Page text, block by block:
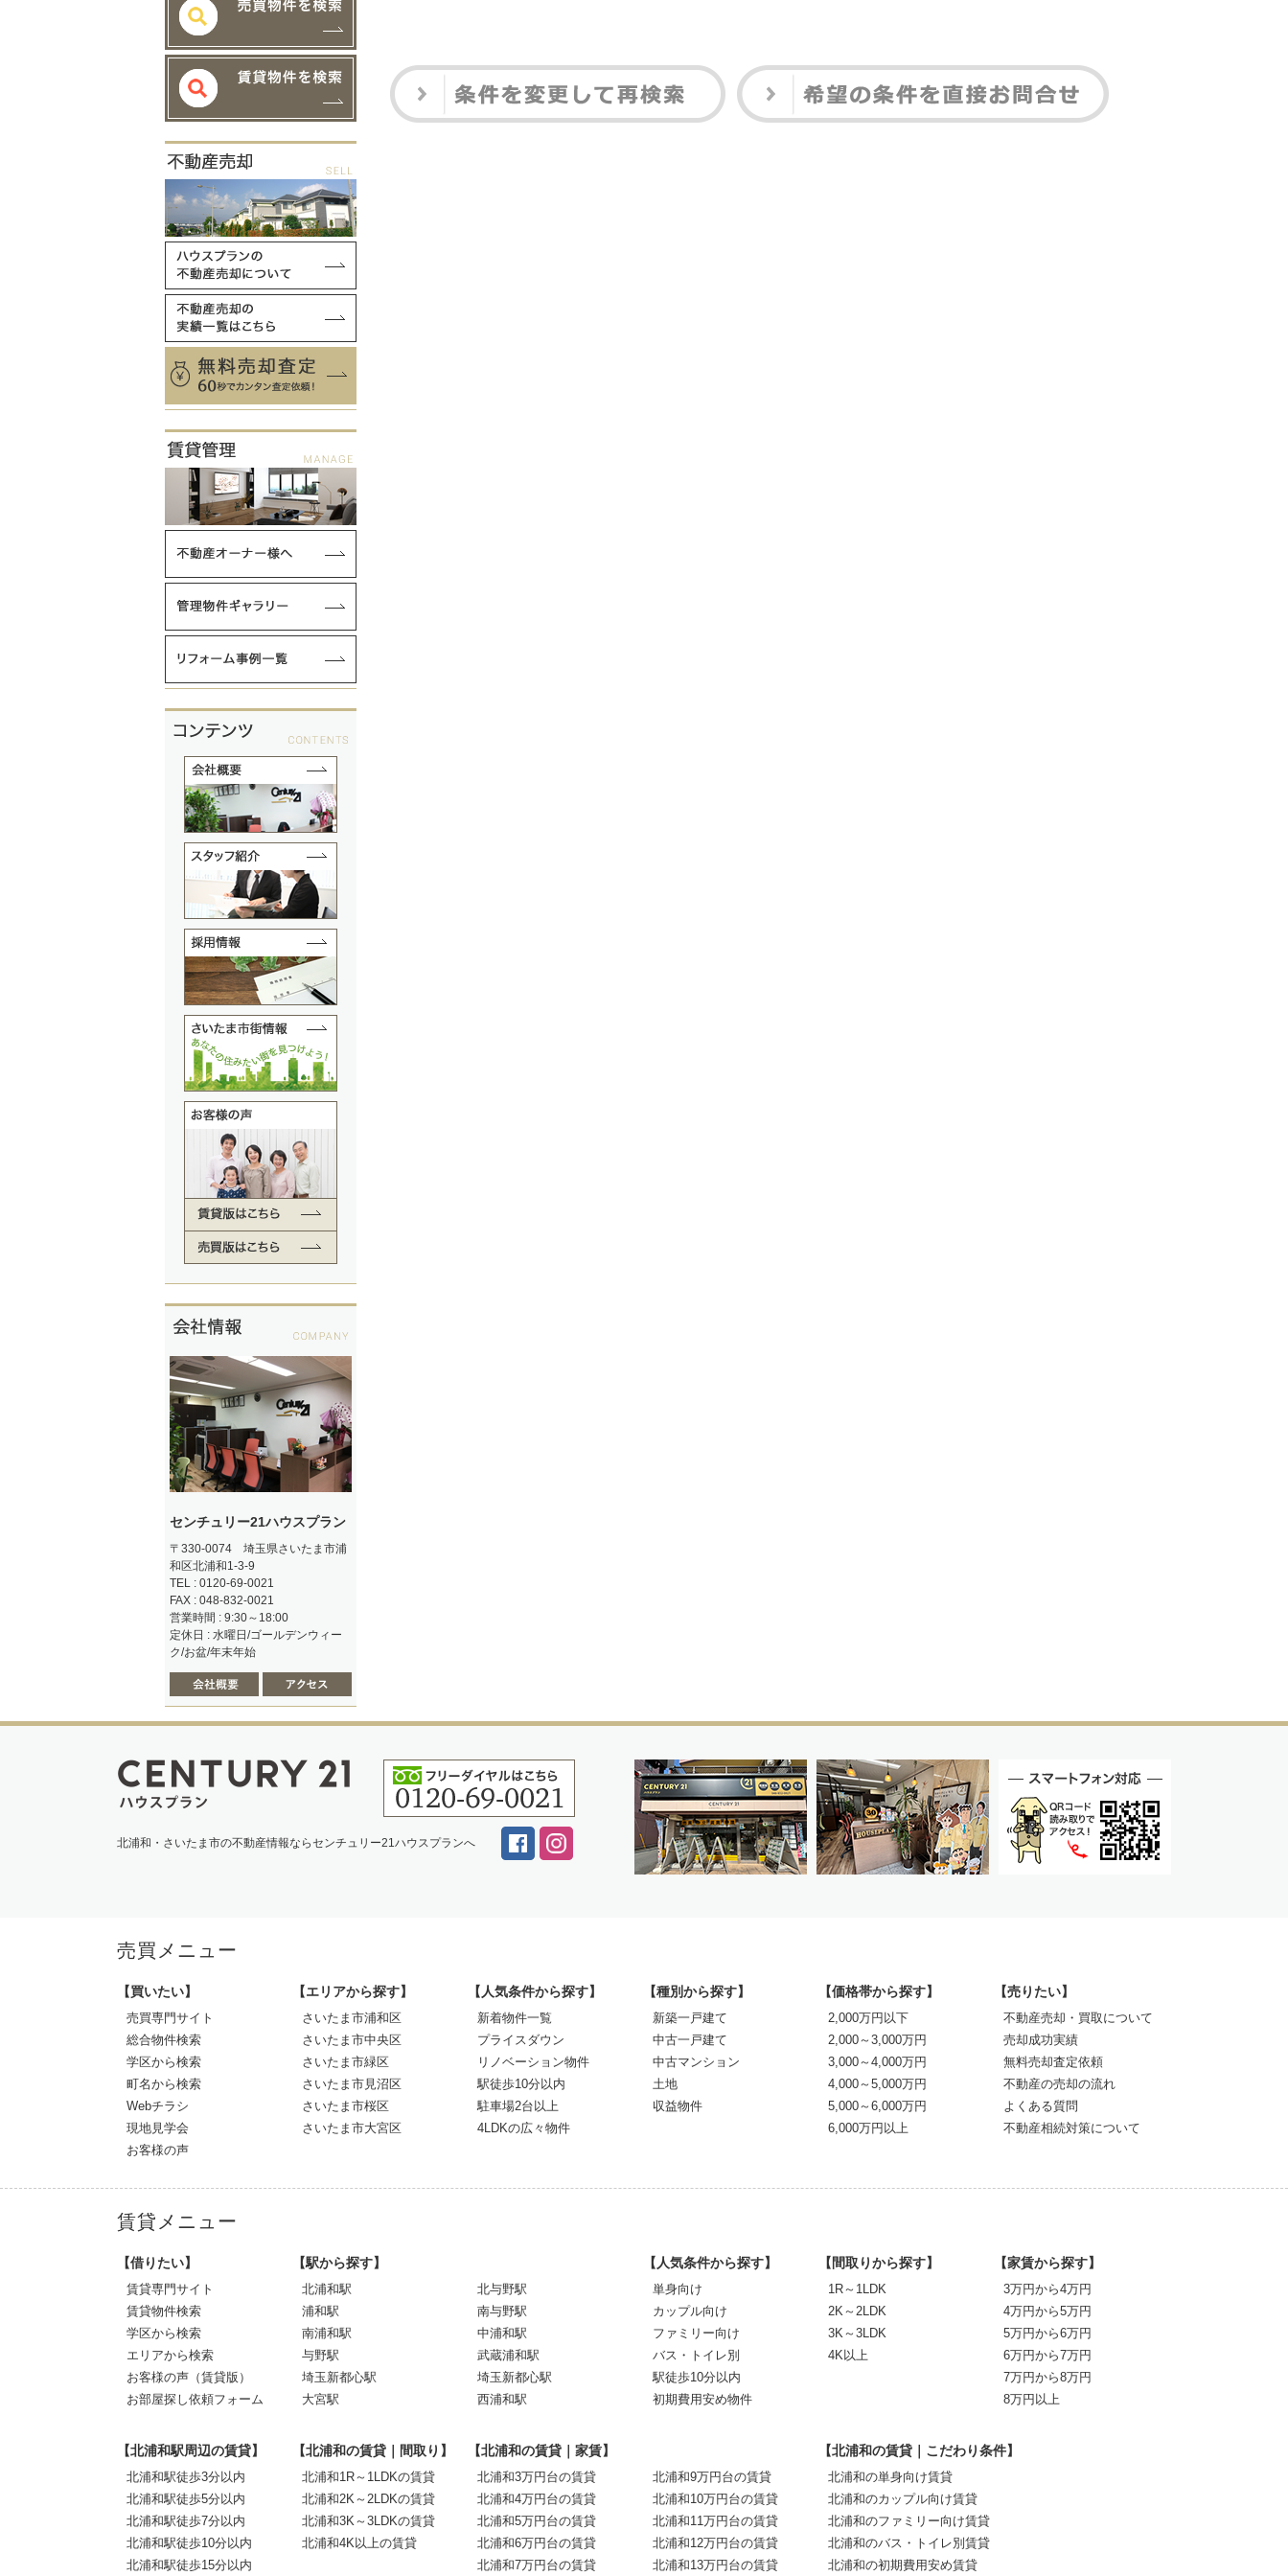
センチュリー21ハウスプラン
〒330-0074 埼玉県さいたま市浦
和区北浦和1-3-9
TEL : 0120-69-0021
FAX : 048-832-0021
営業時間 : 9:30～18:00
定休日 : 水曜日/ゴールデンウィー
ク/お盆/年末年始
北浦和・さいたま市の不動産情報ならセンチュリー21ハウスプランへ
売買メニュー
【買いたい】
売買専門サイト
総合物件検索
学区から検索
町名から検索
Webチラシ
現地見学会
お客様の声
【エリアから探す】
さいたま市浦和区
さいたま市中央区
さいたま市緑区
さいたま市見沼区
さいたま市桜区
さいたま市大宮区
【人気条件から探す】
新着物件一覧
プライスダウン
リノベーション物件
駅徒歩10分以内
駐車場2台以上
4LDKの広々物件
【種別から探す】
新築一戸建て
中古一戸建て
中古マンション
土地
収益物件
【価格帯から探す】
2,000万円以下
2,000～3,000万円
3,000～4,000万円
4,000～5,000万円
5,000～6,000万円
6,000万円以上
【売りたい】
不動産売却・買取について
売却成功実績
無料売却査定依頼
不動産の売却の流れ
よくある質問
不動産相続対策について
賃貸メニュー
【借りたい】
賃貸専門サイト
賃貸物件検索
学区から検索
エリアから検索
お客様の声（賃貸版）
お部屋探し依頼フォーム
【駅から探す】
北浦和駅
浦和駅
南浦和駅
与野駅
埼玉新都心駅
大宮駅
北与野駅
南与野駅
中浦和駅
武蔵浦和駅
埼玉新都心駅
西浦和駅
【人気条件から探す】
単身向け
カップル向け
ファミリー向け
バス・トイレ別
駅徒歩10分以内
初期費用安め物件
【間取りから探す】
1R～1LDK
2K～2LDK
3K～3LDK
4K以上
【家賃から探す】
3万円から4万円
4万円から5万円
5万円から6万円
6万円から7万円
7万円から8万円
8万円以上
【北浦和駅周辺の賃貸】
北浦和駅徒歩3分以内
北浦和駅徒歩5分以内
北浦和駅徒歩7分以内
北浦和駅徒歩10分以内
北浦和駅徒歩15分以内
【北浦和の賃貸｜間取り】
北浦和1R～1LDKの賃貸
北浦和2K～2LDKの賃貸
北浦和3K～3LDKの賃貸
北浦和4K以上の賃貸
【北浦和の賃貸｜家賃】
北浦和3万円台の賃貸
北浦和4万円台の賃貸
北浦和5万円台の賃貸
北浦和6万円台の賃貸
北浦和7万円台の賃貸
北浦和9万円台の賃貸
北浦和10万円台の賃貸
北浦和11万円台の賃貸
北浦和12万円台の賃貸
北浦和13万円台の賃貸
【北浦和の賃貸｜こだわり条件】
北浦和の単身向け賃貸
北浦和のカップル向け賃貸
北浦和のファミリー向け賃貸
北浦和のバス・トイレ別賃貸
北浦和の初期費用安め賃貸